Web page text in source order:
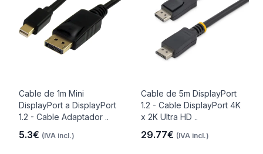
Cable de 1m Mini
DisplayPort a DisplayPort
1.2 - Cable Adaptador ..
5.3€ (IVA incl.)
Cable de 5m DisplayPort
1.2 - Cable DisplayPort 4K
x 2K Ultra HD ..
29.77€ (IVA incl.)